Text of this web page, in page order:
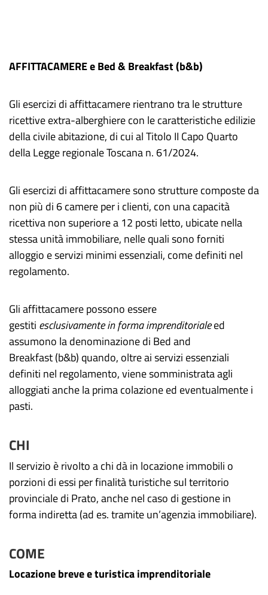
AFFITTACAMERE e Bed & Breakfast (b&b)
Gli esercizi di affittacamere rientrano tra le strutture
ricettive extra-alberghiere con le caratteristiche edilizie
della civile abitazione, di cui al Titolo II Capo Quarto
della Legge regionale Toscana n. 61/2024.
Gli esercizi di affittacamere sono strutture composte da
non più di 6 camere per i clienti, con una capacità
ricettiva non superiore a 12 posti letto, ubicate nella
stessa unità immobiliare, nelle quali sono forniti
alloggio e servizi minimi essenziali, come definiti nel
regolamento.
Gli affittacamere possono essere
gestiti esclusivamente in forma imprenditorialeed
assumono la denominazione di Bed and
Breakfast (b&b) quando, oltre ai servizi essenziali
definiti nel regolamento, viene somministrata agli
alloggiati anche la prima colazione ed eventualmente i
pasti.
CHI
Il servizio è rivolto a chi dà in locazione immobili o
porzioni di essi per finalità turistiche sul territorio
provinciale di Prato, anche nel caso di gestione in
forma indiretta (ad es. tramite un’agenzia immobiliare).
COME
Locazione breve e turistica imprenditoriale